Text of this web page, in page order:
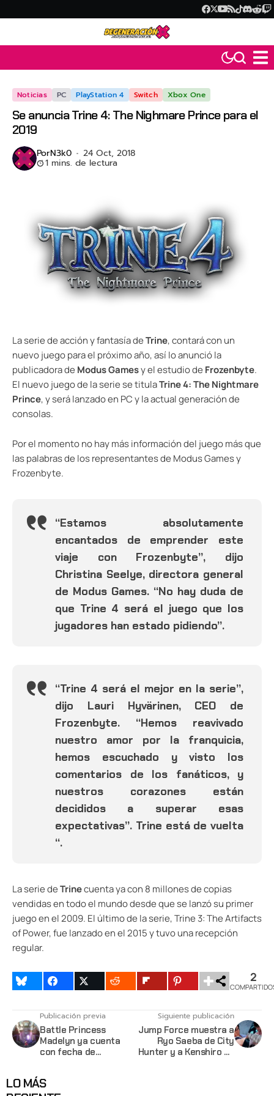
Noticias PC PlayStation 4 Switch Xbox One
Se anuncia Trine 4: The Nighmare Prince para el
2019
PorN3k0 24 Oct, 2018
1 mins. de lectura
La serie de acción y fantasía deTrine, contará con un
nuevo juego para el próximo año, así lo anunció la
publicadora de Modus Gamesy el estudio de Frozenbyte.
El nuevo juego de la serie se titulaTrine 4: The Nightmare
Prince, y será lanzado en PC y la actual generación de
consolas.
Por el momento no hay más información del juego más que
las palabras de los representantes de Modus Games y
Frozenbyte.
“Estamos absolutamente
encantados de emprender este
viaje con Frozenbyte”, dijo
Christina Seelye, directora general
de Modus Games. “No hay duda de
que Trine 4 será el juego que los
jugadores han estado pidiendo”.
“Trine 4 será el mejor en la serie”,
dijo Lauri Hyvärinen, CEO de
Frozenbyte. “Hemos reavivado
nuestro amor por la franquicia,
hemos escuchado y visto los
comentarios de los fanáticos, y
nuestros corazones están
decididos a superar esas
expectativas”. Trine está de vuelta
“.
La serie deTrinecuenta ya con 8 millones de copias
vendidas en todo el mundo desde que se lanzó su primer
juego en el 2009. El último de la serie, Trine 3: The Artifacts
of Power, fue lanzado en el 2015 y tuvo una recepción
regular.
2
Publicación previa
Battle Princess
Madelyn ya cuenta
con fecha de
Siguiente publicación
Jump Force muestra a
Ryo Saeba de City
Hunter y a Kenshiro de
LO MÁS